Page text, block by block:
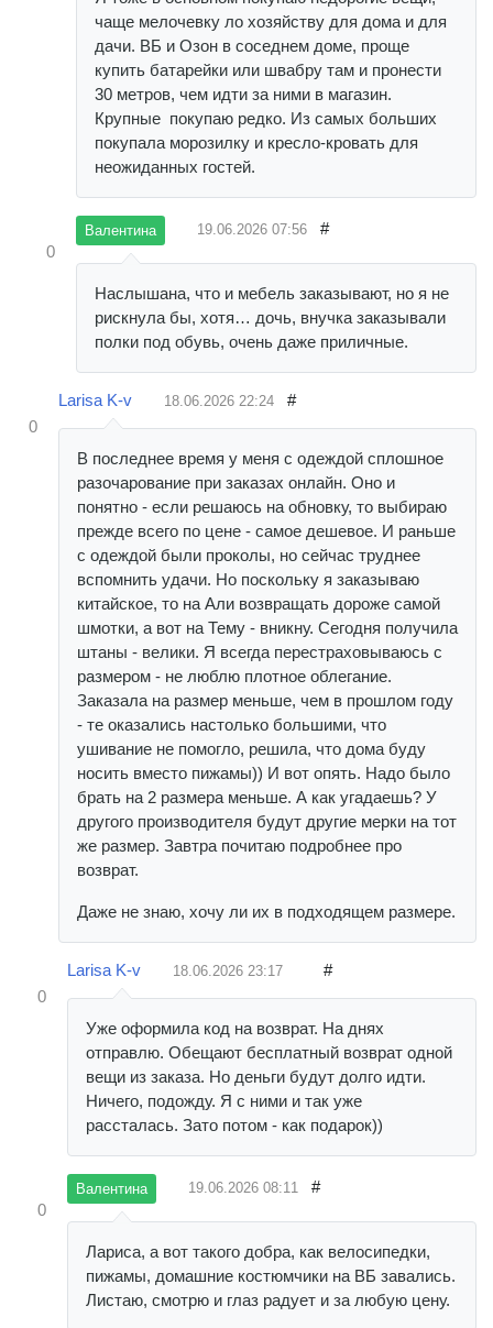
чаще мелочевку ло хозяйству для дома и для
дачи. ВБ и Озон в соседнем доме, проще
купить батарейки или швабру там и пронести
30 метров, чем идти за ними в магазин.
Крупные покупаю редко. Из самых больших
покупала морозилку и кресло-кровать для
неожиданных гостей.
0
Валентина 19.06.2026 07:56 #
Наслышана, что и мебель заказывают, но я не
рискнула бы, хотя… дочь, внучка заказывали
полки под обувь, очень даже приличные.
0
Larisa K-v 18.06.2026 22:24 #
В последнее время у меня с одеждой сплошное
разочарование при заказах онлайн. Оно и
понятно - если решаюсь на обновку, то выбираю
прежде всего по цене - самое дешевое. И раньше
с одеждой были проколы, но сейчас труднее
вспомнить удачи. Но поскольку я заказываю
китайское, то на Али возвращать дороже самой
шмотки, а вот на Тему - вникну. Сегодня получила
штаны - велики. Я всегда перестраховываюсь с
размером - не люблю плотное облегание.
Заказала на размер меньше, чем в прошлом году
- те оказались настолько большими, что
ушивание не помогло, решила, что дома буду
носить вместо пижамы)) И вот опять. Надо было
брать на 2 размера меньше. А как угадаешь? У
другого производителя будут другие мерки на тот
же размер. Завтра почитаю подробнее про
возврат.
Даже не знаю, хочу ли их в подходящем размере.
0
Larisa K-v 18.06.2026 23:17 #
Уже оформила код на возврат. На днях
отправлю. Обещают бесплатный возврат одной
вещи из заказа. Но деньги будут долго идти.
Ничего, подожду. Я с ними и так уже
рассталась. Зато потом - как подарок))
0
Валентина 19.06.2026 08:11 #
Лариса, а вот такого добра, как велосипедки,
пижамы, домашние костюмчики на ВБ завались.
Листаю, смотрю и глаз радует и за любую цену.